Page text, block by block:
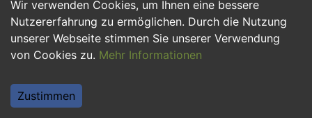
Wir verwenden Cookies, um Ihnen eine bessere
Nutzererfahrung zu ermöglichen. Durch die Nutzung
unserer Webseite stimmen Sie unserer Verwendung
von Cookies zu. Mehr Informationen
Zustimmen
Einkauf, Logistik, Materialwirtschaft
Weiterbildung, Studium, duale Ausbildung
Tourismus